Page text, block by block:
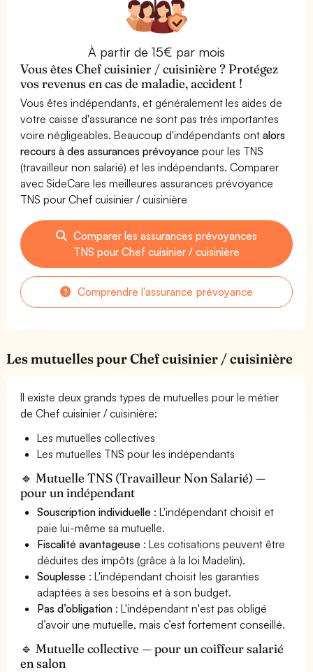
À partir de 15€ par mois
Vous êtes Chef cuisinier / cuisinière ? Protégez
vos revenus en cas de maladie, accident !
Vous êtes indépendants, et généralement les aides de
votre caisse d'assurance ne sont pas très importantes
voire négligeables. Beaucoup d'indépendants ontalors
recours à des assurances prévoyance pour les TNS
(travailleur non salarié) et les indépendants. Comparer
avec SideCare les meilleures assurances prévoyance
TNS pour Chef cuisinier / cuisinière
Comparer les assurances prévoyances
TNS pour Chef cuisinier / cuisinière
Comprendre l'assurance prévoyance
Les mutuelles pour Chef cuisinier / cuisinière
Il existe deux grands types de mutuelles pour le métier
de Chef cuisinier / cuisinière:
Les mutuelles collectives
Les mutuelles TNS pour les indépendants
🔹 Mutuelle TNS (Travailleur Non Salarié) —
pour un indépendant
Souscription individuelle : L'indépendant choisit et
paie lui-même sa mutuelle.
Fiscalité avantageuse : Les cotisations peuvent être
déduites des impôts (grâce à la loi Madelin).
Souplesse : L'indépendant choisit les garanties
adaptées à ses besoins et à son budget.
Pas d’obligation : L'indépendant n'est pas obligé
d’avoir une mutuelle, mais c’est fortement conseillé.
🔹 Mutuelle collective — pour un coiffeur salarié
en salon